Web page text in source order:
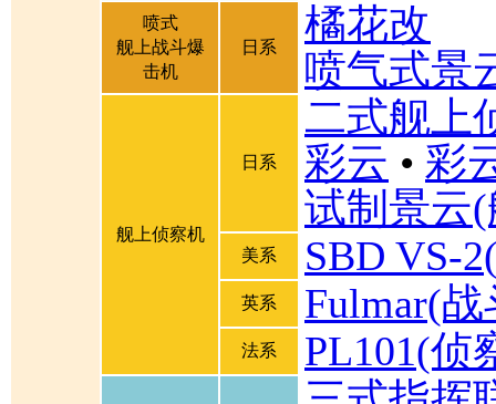
喷式
舰上战斗爆
击机
日系
橘花改
喷气式景
舰上侦察机
日系
二式舰上
彩云 • 彩
试制景云
美系 SBD VS-
英系 Fulmar(
法系 PL101(侦